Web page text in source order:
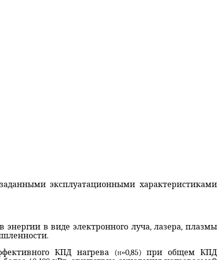
эксплуатационными характеристиками
в виде электронного луча, лазера, плазмы
КПД нагрева (h»0,85) при общем КПД